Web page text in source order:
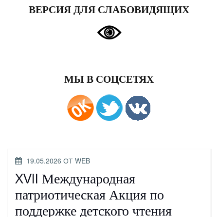
ВЕРСИЯ ДЛЯ СЛАБОВИДЯЩИХ
МЫ В СОЦСЕТЯХ
ОПУБЛИКОВАНО
19.05.2026 ОТ WEB
XVII Международная
патриотическая Акция по
поддержке детского чтения